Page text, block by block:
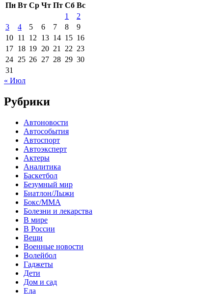
Пн Вт Ср Чт Пт Сб Вс
1
2
3
4 5 6 7 8
9
10 11 12 13 14 15 16
17 18 19 20 21 22 23
24 25 26 27 28 29 30
31
« Июл
Рубрики
Автоновости
Автособытия
Автоспорт
Автоэксперт
Актеры
Аналитика
Баскетбол
Безумный мир
Биатлон/Лыжи
Бокс/MMA
Болезни и лекарства
В мире
В России
Вещи
Военные новости
Волейбол
Гаджеты
Дети
Дом и сад
Еда